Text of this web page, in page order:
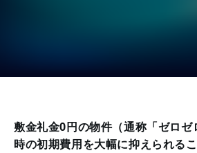
敷金礼金0円の物件（通称「ゼロ
時の初期費用を大幅に抑えられる